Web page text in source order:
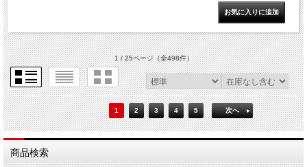
1 / 25ページ（全498件）
1 2 3 4 5 次へ
商品検索